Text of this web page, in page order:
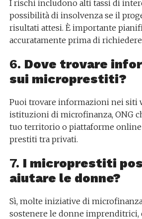
I rischi includono alti tassi di
possibilità di insolvenza se il
risultati attesi. È importante
accuratamente prima di
6. Dove trovare
sui microprestiti?
Puoi trovare informazioni nei siti
istituzioni di microfinanza, ONG
tuo territorio o piattaforme
prestiti tra privati.
7. I microprestiti
aiutare le donne?
Sì, molte iniziative di
sostenere le donne